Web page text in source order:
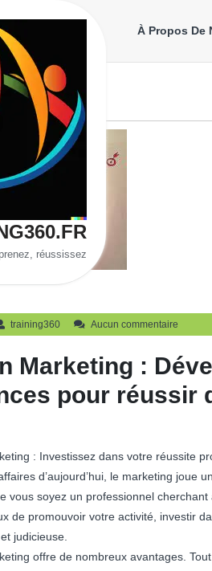
réussissez
À Propos De
training360 training360
Aucun commentaire
Marketing :
pour réussir
: Investissez dans votre réussite
d’aujourd’hui, le marketing joue
vous soyez un professionnel
de promouvoir votre activité, investir
judicieuse.
offre de nombreux avantages.